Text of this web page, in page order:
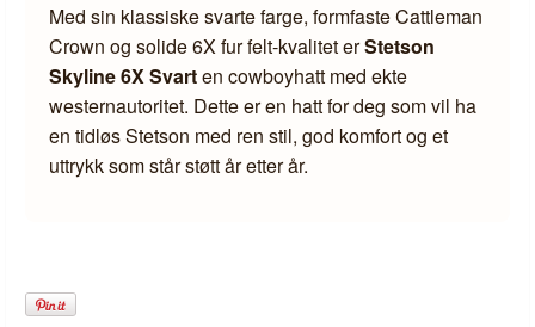
Med sin klassiske svarte farge, formfaste Cattleman
Crown og solide 6X fur felt-kvalitet erStetson
Skyline 6X Svarten cowboyhatt med ekte
westernautoritet. Dette er en hatt for deg som vil ha
en tidløs Stetson med ren stil, god komfort og et
uttrykk som står støtt år etter år.